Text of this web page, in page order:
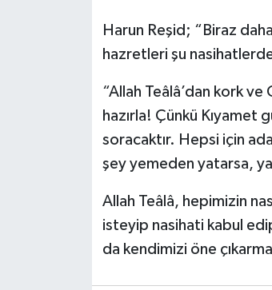
Harun Reşid; “Biraz
hazretleri şu
“Allah Teâlâ’dan kork
hazırla! Çünkü Kıyamet
soracaktır. Hepsi için
şey yemeden yatarsa,
Allah Teâlâ, hepimizin
isteyip nasihati kabul
da kendimizi öne